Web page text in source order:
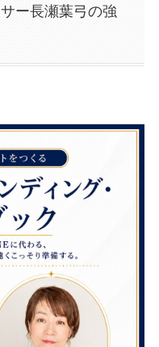
ー長瀬葉弓の強